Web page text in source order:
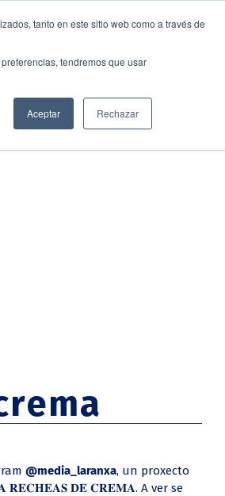
tanto en este sitio web como a través de
tendremos que usar
Aceptar Rechazar
COA CULTURA NOVAS
@media_laranxa, un proxecto
𝐑𝐄𝐂𝐇𝐄𝐀𝐒 𝐃𝐄 𝐂𝐑𝐄𝐌𝐀. A ver se